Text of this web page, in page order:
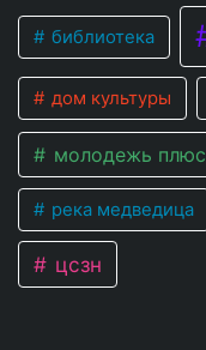
библиотека
дом культуры
молодежь плюс
река медведица
цсзн